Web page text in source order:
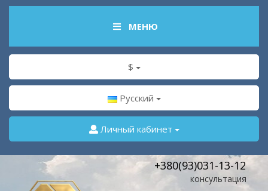
МЕНЮ
$
Русский
Личный кабинет
+380(93)031-13-12
консультация